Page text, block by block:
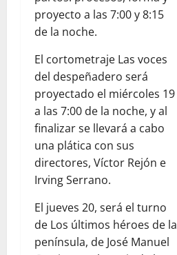
proyecto a las 7:00 y 8:15
de la noche.
El cortometraje Las voces
del despeñadero será
proyectado el miércoles 19
a las 7:00 de la noche, y al
finalizar se llevará a cabo
una plática con sus
directores, Víctor Rejón e
Irving Serrano.
El jueves 20, será el turno
de Los últimos héroes de la
península, de José Manuel